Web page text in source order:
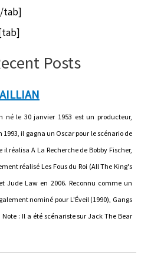
tab]
Posts
né le 30 janvier 1953 est un producteur,
il gagna un Oscar pour le scénario de
réalisa A La Recherche de Bobby Fischer,
réalisé Les Fous du Roi (All The King's
Jude Law en 2006. Reconnu comme un
nominé pour L'Éveil (1990), Gangs
Note : Il a été scénariste sur Jack The Bear